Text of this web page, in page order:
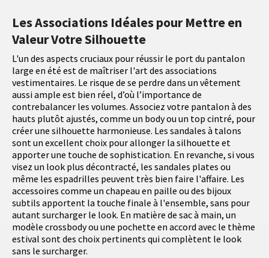
Les Associations Idéales pour Mettre en
Valeur Votre Silhouette
L'un des aspects cruciaux pour réussir le port du pantalon
large en été est de maîtriser l'art des associations
vestimentaires. Le risque de se perdre dans un vêtement
aussi ample est bien réel, d’où l’importance de
contrebalancer les volumes. Associez votre pantalon à des
hauts plutôt ajustés, comme un body ou un top cintré, pour
créer une silhouette harmonieuse. Les sandales à talons
sont un excellent choix pour allonger la silhouette et
apporter une touche de sophistication. En revanche, si vous
visez un look plus décontracté, les sandales plates ou
même les espadrilles peuvent très bien faire l'affaire. Les
accessoires comme un chapeau en paille ou des bijoux
subtils apportent la touche finale à l'ensemble, sans pour
autant surcharger le look. En matière de sac à main, un
modèle crossbody ou une pochette en accord avec le thème
estival sont des choix pertinents qui complètent le look
sans le surcharger.